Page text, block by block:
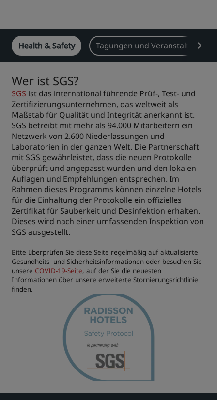
Health & Safety Tagungen und Veranstaltungen
Wer ist SGS?
SGS ist das international führende Prüf-, Test- und
Zertifizierungsunternehmen, das weltweit als
Maßstab für Qualität und Integrität anerkannt ist.
SGS betreibt mit mehr als 94.000 Mitarbeitern ein
Netzwerk von 2.600 Niederlassungen und
Laboratorien in der ganzen Welt. Die Partnerschaft
mit SGS gewährleistet, dass die neuen Protokolle
überprüft und angepasst wurden und den lokalen
Auflagen und Empfehlungen entsprechen. Im
Rahmen dieses Programms können einzelne Hotels
für die Einhaltung der Protokolle ein offizielles
Zertifikat für Sauberkeit und Desinfektion erhalten.
Dieses wird nach einer umfassenden Inspektion von
SGS ausgestellt.
Bitte überprüfen Sie diese Seite regelmäßig auf aktualisierte
Gesundheits- und Sicherheitsinformationen oder besuchen Sie
unsere COVID-19-Seite, auf der Sie die neuesten
Informationen über unsere erweiterte Stornierungsrichtlinie
finden.